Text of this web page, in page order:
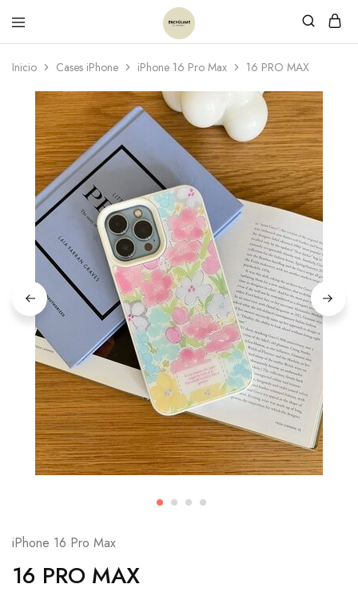
Inicio Cases iPhone iPhone 16 Pro Max 16 PRO MAX
iPhone 16 Pro Max
16 PRO MAX